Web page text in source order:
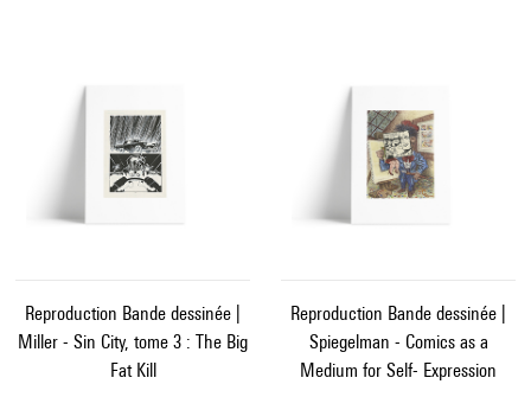
Reproduction Bande dessinée |
Miller - Sin City, tome 3 : The Big
Fat Kill
Reproduction Bande dessinée |
Spiegelman - Comics as a
Medium for Self- Expression